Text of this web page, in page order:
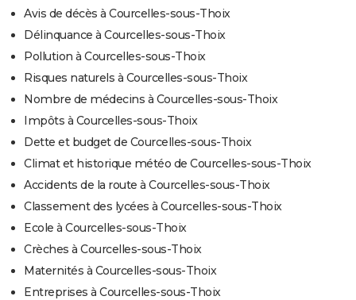
Avis de décès à Courcelles-sous-Thoix
Délinquance à Courcelles-sous-Thoix
Pollution à Courcelles-sous-Thoix
Risques naturels à Courcelles-sous-Thoix
Nombre de médecins à Courcelles-sous-Thoix
Impôts à Courcelles-sous-Thoix
Dette et budget de Courcelles-sous-Thoix
Climat et historique météo de Courcelles-sous-Thoix
Accidents de la route à Courcelles-sous-Thoix
Classement des lycées à Courcelles-sous-Thoix
Ecole à Courcelles-sous-Thoix
Crèches à Courcelles-sous-Thoix
Maternités à Courcelles-sous-Thoix
Entreprises à Courcelles-sous-Thoix